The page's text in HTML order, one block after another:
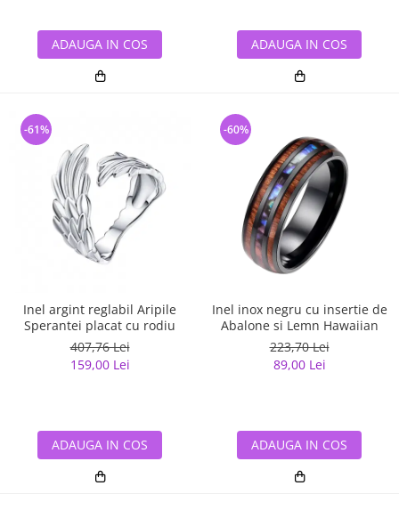
ADAUGA IN COS ADAUGA IN COS
Inel argint reglabil Aripile
Sperantei placat cu rodiu
407,76 Lei
159,00 Lei
-61%
ADAUGA IN COS
Inel inox negru cu insertie de
Abalone si Lemn Hawaiian
223,70 Lei
89,00 Lei
-60%
ADAUGA IN COS